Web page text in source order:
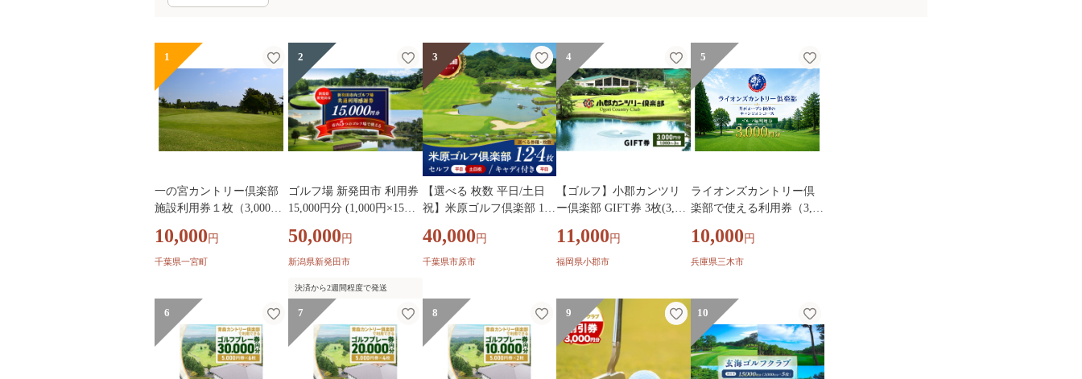
1
一の宮カントリー倶楽部
施設利用券１枚（3,000円
10,000 円
千葉県一宮町
2
ゴルフ場 新発田市 利用券
15,000円分 (1,000円×15枚)
潟 市内 利用 可 ゴルフ場
利用券 プレー券 施設利用
旅行 旅行券 宿泊券 利用券
宿泊 月岡 運動 スポーツ
大人
50,000 円
新潟県新発田市
決済から2週間程度で発送
3
【選べる 枚数 平日/土日
祝】米原ゴルフ倶楽部 1R
月、1～3月昼食付） 1名様
券 1～4枚
40,000 円
千葉県市原市
4
【ゴルフ】小郡カンツリ
ー倶楽部 GIFT券 3枚(3,00
11,000 円
福岡県小郡市
5
ライオンズカントリー倶
楽部で使える利用券（3,00
10,000 円
兵庫県三木市
6 7 8 9 10